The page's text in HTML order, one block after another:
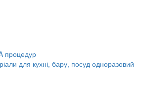
процедур
для кухні, бару, посуд одноразовий